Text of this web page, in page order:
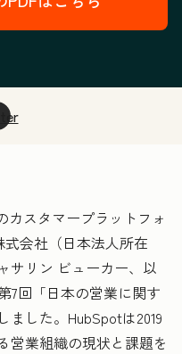
カスタマープラットフォ
式会社（日本法人所在
サリン ビューカー、以
7回「日本の営業に関す
ました。HubSpotは2019
営業組織の現状と課題を